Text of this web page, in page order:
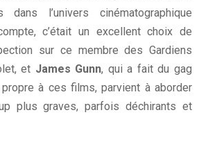
l’univers cinématographique
c’était un excellent choix de
sur ce membre des Gardiens
et James Gunn, qui a fait du gag
à ces films, parvient à aborder
plus graves, parfois déchirants et